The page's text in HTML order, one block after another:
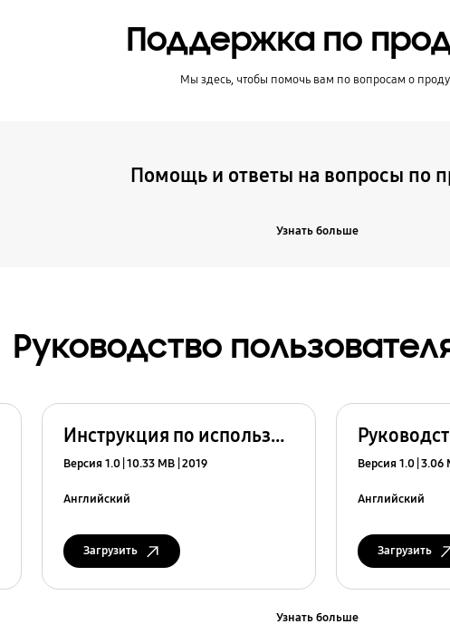
Поддержка по
Мы здесь, чтобы помочь вам по вопросам о
Помощь и ответы на вопросы по
Узнать больше
Руководство
Инструкция по использованию
Версия 1.0 10.33 MB 2019
Английский
Загрузить
Версия 1.0 3.06
Английский
Загрузить
Узнать больше